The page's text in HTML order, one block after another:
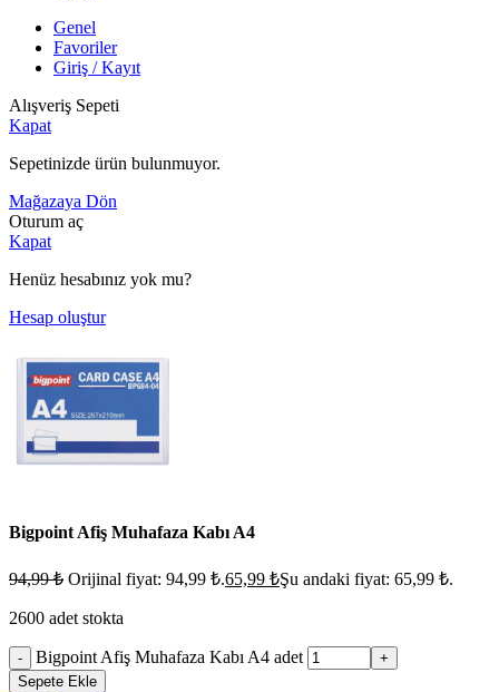
Genel
Favoriler
Giriş / Kayıt
Alışveriş Sepeti
Kapat
Sepetinizde ürün bulunmuyor.
Mağazaya Dön
Oturum aç
Kapat
Henüz hesabınız yok mu?
Hesap oluştur
Bigpoint Afiş Muhafaza Kabı A4
94,99₺ Orijinal fiyat: 94,99 ₺.65,99 ₺Şu andaki fiyat: 65,99 ₺.
2600 adet stokta
- Bigpoint Afiş Muhafaza Kabı A4 adet
+
Sepete Ekle